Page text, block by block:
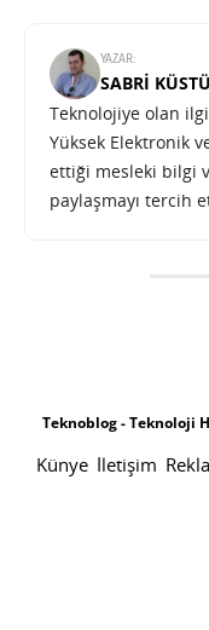
YAZAR:
SABRI
Teknolojiye olan
Yüksek Elektronik
ettiği mesleki bilgi
paylaşmayı tercih
platformu
ardından
31